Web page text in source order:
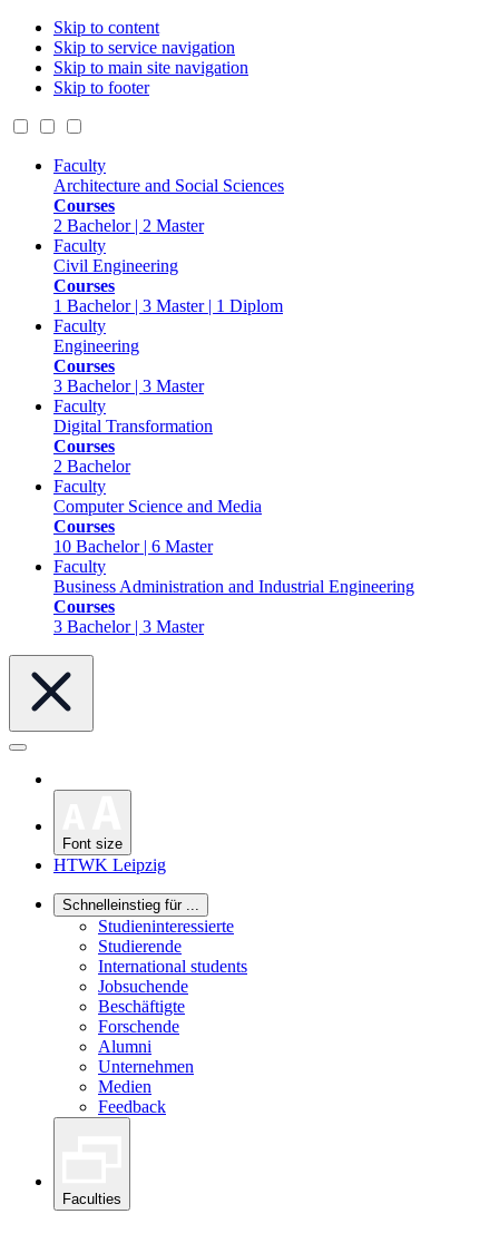
Skip to content
Skip to service navigation
Skip to main site navigation
Skip to footer
Faculty
Architecture and Social Sciences
Courses
2 Bachelor | 2 Master
Faculty
Civil Engineering
Courses
1 Bachelor | 3 Master | 1 Diplom
Faculty
Engineering
Courses
3 Bachelor | 3 Master
Faculty
Digital Transformation
Courses
2 Bachelor
Faculty
Computer Science and Media
Courses
10 Bachelor | 6 Master
Faculty
Business Administration and Industrial Engineering
Courses
3 Bachelor | 3 Master
Font size
HTWK Leipzig
Schnelleinstieg für ...
Studieninteressierte
Studierende
International students
Jobsuchende
Beschäftigte
Forschende
Alumni
Unternehmen
Medien
Feedback
Faculties